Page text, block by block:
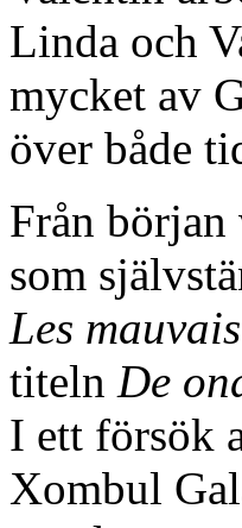
Linda och
mycket av
över både
Från början
som
Les
titeln De
I ett försök
Xombul